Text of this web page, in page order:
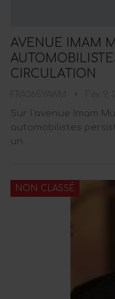
AVENUE IMAM
CIRCULATION
Sur l'avenue Imam
automobilistes
un…
NON CLASSÉ